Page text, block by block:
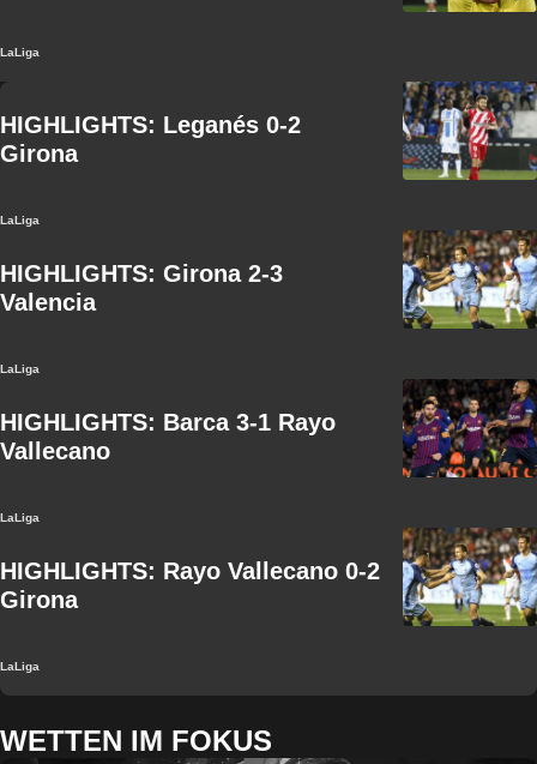
LaLiga
HIGHLIGHTS: Leganés 0-2
Girona
LaLiga
HIGHLIGHTS: Girona 2-3
Valencia
LaLiga
HIGHLIGHTS: Barca 3-1 Rayo
Vallecano
LaLiga
HIGHLIGHTS: Rayo Vallecano 0-2
Girona
LaLiga
WETTEN IM FOKUS